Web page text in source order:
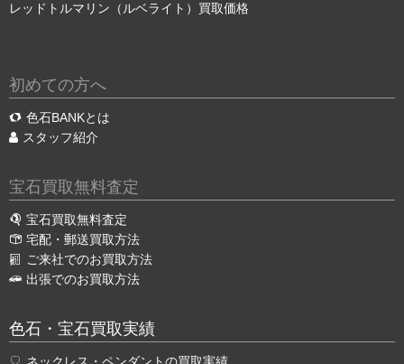
レッドトルマリン（ルベライト）買取価格
初めての方へ
色石BANKとは
スタッフ紹介
宝石買取無料査定
宝石買取無料査定
宅配・郵送買取方法
ご来社でのお買取方法
出張でのお買取方法
色石・宝石買取実績